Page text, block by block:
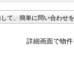
て、簡単に問い合わせ
詳細画面で物